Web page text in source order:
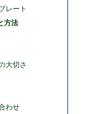
レート
方法
大切さ
わせ